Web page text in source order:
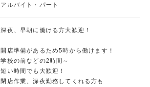
アルバイト・パート
深夜、早朝に働ける方大歓迎！
開店準備があるため5時から働けます！
学校の前などの2時間～
短い時間でも大歓迎！
閉店作業、深夜勤務してくれる方も